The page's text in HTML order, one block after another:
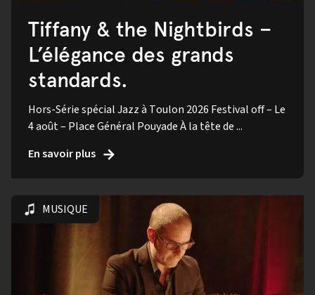
Tiffany & the Nightbirds –
L’élégance des grands
standards.
Hors-Série spécial Jazz à Toulon 2026 Festival off – Le
4 août – Place Général Pouyade À la tête de ...
En savoir plus
MUSIQUE